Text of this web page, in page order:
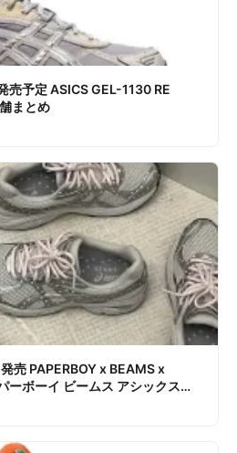
売予定 ASICS GEL-1130 RE
まとめ
売 PAPERBOY x BEAMS x
ーボーイ ビームス アシックス
店舗まとめ